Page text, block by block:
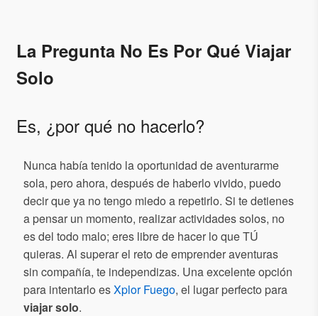
La Pregunta No Es Por Qué Viajar
Solo
Es, ¿por qué no hacerlo?
Nunca había tenido la oportunidad de aventurarme
sola, pero ahora, después de haberlo vivido, puedo
decir que ya no tengo miedo a repetirlo. Si te detienes
a pensar un momento, realizar actividades solos, no
es del todo malo; eres libre de hacer lo que TÚ
quieras. Al superar el reto de emprender aventuras
sin compañía, te independizas. Una excelente opción
para intentarlo esXplor Fuego, el lugar perfecto para
viajar solo.
Aceptar